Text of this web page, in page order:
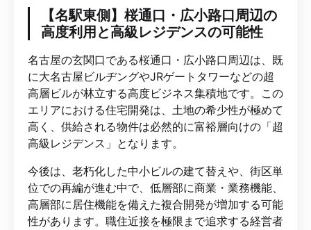
【名駅東側】桜通口・広小路口周辺の
高度利用と高級レジデンスの可能性
名古屋の玄関口である桜通口・広小路口周辺は、既
に大名古屋ビルヂングやJRゲートタワーなどの超
高層ビルが林立する高度ビジネス集積地です。この
エリアにおける住宅開発は、土地の希少性が極めて
高く、供給される物件は必然的に富裕層向けの「超
高級レジデンス」となります。
今後は、老朽化した中小ビルの建て替えや、街区単
位での再編が進む中で、低層部に商業・業務機能、
高層部に居住機能を備えた複合開発が増加する可能
性があります。職住近接を極限まで追求する経営者